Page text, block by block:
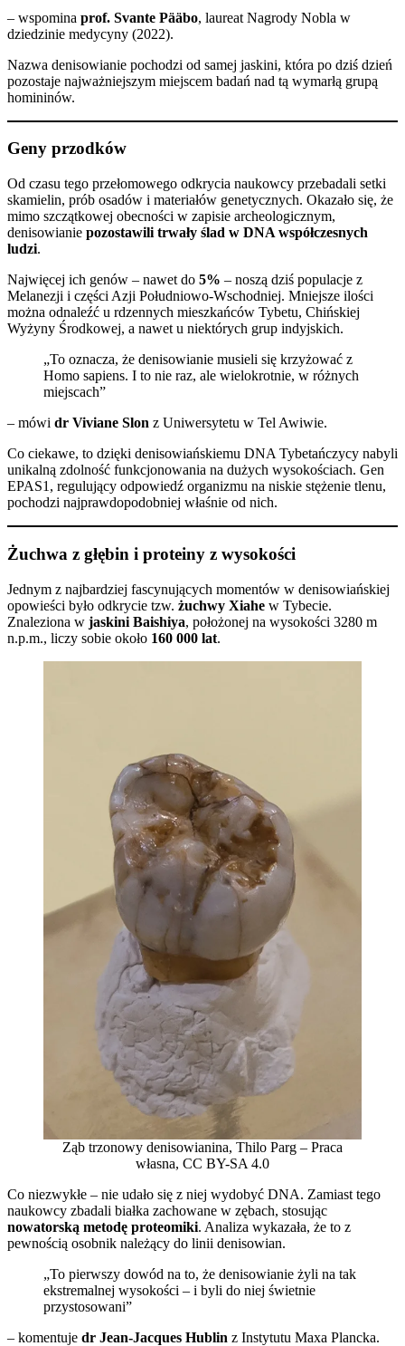
– wspomina prof. Svante Pääbo, laureat Nagrody Nobla w
dziedzinie medycyny (2022).
Nazwa denisowianie pochodzi od samej jaskini, która po dziś dzień
pozostaje najważniejszym miejscem badań nad tą wymarłą grupą
homininów.
Geny przodków
Od czasu tego przełomowego odkrycia naukowcy przebadali setki
skamielin, prób osadów i materiałów genetycznych. Okazało się, że
mimo szczątkowej obecności w zapisie archeologicznym,
denisowianie pozostawili trwały ślad w DNA współczesnych
ludzi.
Najwięcej ich genów – nawet do 5% – noszą dziś populacje z
Melanezji i części Azji Południowo-Wschodniej. Mniejsze ilości
można odnaleźć u rdzennych mieszkańców Tybetu, Chińskiej
Wyżyny Środkowej, a nawet u niektórych grup indyjskich.
„To oznacza, że denisowianie musieli się krzyżować z
Homo sapiens. I to nie raz, ale wielokrotnie, w różnych
miejscach”
– mówi dr Viviane Slon z Uniwersytetu w Tel Awiwie.
Co ciekawe, to dzięki denisowiańskiemu DNA Tybetańczycy nabyli
unikalną zdolność funkcjonowania na dużych wysokościach. Gen
EPAS1, regulujący odpowiedź organizmu na niskie stężenie tlenu,
pochodzi najprawdopodobniej właśnie od nich.
Żuchwa z głębin i proteiny z wysokości
Jednym z najbardziej fascynujących momentów w denisowiańskiej
opowieści było odkrycie tzw. żuchwy Xiahe w Tybecie.
Znaleziona w jaskini Baishiya, położonej na wysokości 3280 m
n.p.m., liczy sobie około 160 000 lat.
Ząb trzonowy denisowianina, Thilo Parg – Praca
własna, CC BY-SA 4.0
Co niezwykłe – nie udało się z niej wydobyć DNA. Zamiast tego
naukowcy zbadali białka zachowane w zębach, stosując
nowatorską metodę proteomiki. Analiza wykazała, że to z
pewnością osobnik należący do linii denisowian.
„To pierwszy dowód na to, że denisowianie żyli na tak
ekstremalnej wysokości – i byli do niej świetnie
przystosowani”
– komentuje dr Jean-Jacques Hublin z Instytutu Maxa Plancka.